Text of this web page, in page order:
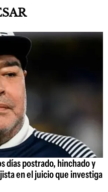
días postrado, hinchado y
en el juicio que investiga